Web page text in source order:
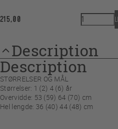
215,00 Arwens
Description
Description
STØRRELSER OG MÅL
Størrelser: 1 (2) 4 (6) år
Overvidde: 53 (59) 64 (70) cm
Hel lengde: 36 (40) 44 (48) cm